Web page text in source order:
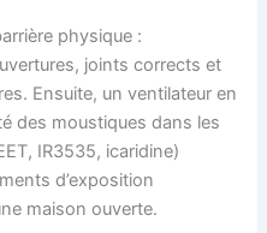
physique :
joints corrects et
Ensuite, un ventilateur en
des moustiques dans les
IR3535, icaridine)
d’exposition
maison ouverte.